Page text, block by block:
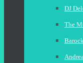
DJ
The